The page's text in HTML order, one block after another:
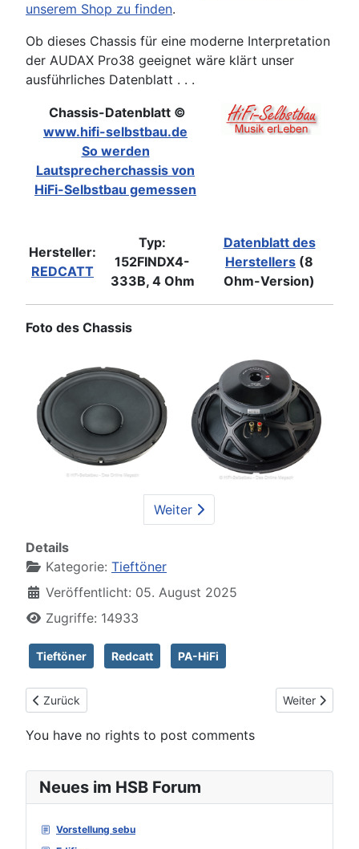
Neues im HSB Forum
Vorstellung sebu
unserem Shop zu finden.
Ob dieses Chassis für eine moderne Interpretation
der AUDAX Pro38 geeignet wäre klärt unser
ausführliches Datenblatt . . .
Chassis-Datenblatt ©
www.hifi-selbstbau.de
So werden
Lautsprecherchassis von
HiFi-Selbstbau gemessen
Hersteller:
REDCATT
Typ:
152FINDX4-
333B, 4 Ohm
Datenblatt des
Herstellers (8
Ohm-Version)
Foto des Chassis
Weiter
Details
Kategorie: Tieftöner
Veröffentlicht: 05. August 2025
Zugriffe: 14933
Tieftöner Redcatt PA-HiFi
Vorheriger Beitrag: Redcatt 101FHWX4-118C (die dritte)
Zurück Nächster
Weiter
You have no rights to post comments